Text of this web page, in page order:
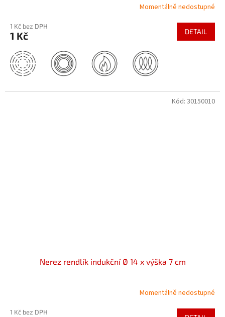
Momentálně nedostupné
1 Kč bez DPH
1 Kč DETAIL
Nerez rendlík indukční Ø 14 x výška 7 cm
Momentálně nedostupné
1 Kč bez DPH
Kód: 30150010